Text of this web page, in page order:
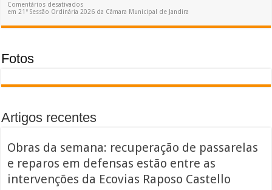
Comentários desativados
em 21ª Sessão Ordinária 2026 da Câmara Municipal de Jandira
Fotos
Artigos recentes
Obras da semana: recuperação de passarelas
e reparos em defensas estão entre as
intervenções da Ecovias Raposo Castello